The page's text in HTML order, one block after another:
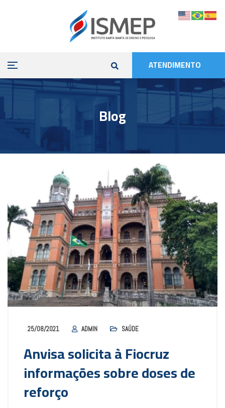
ATENDIMENTO
Blog
25/08/2021 ADMIN SAÚDE
Anvisa solicita à Fiocruz
informações sobre doses de
reforço